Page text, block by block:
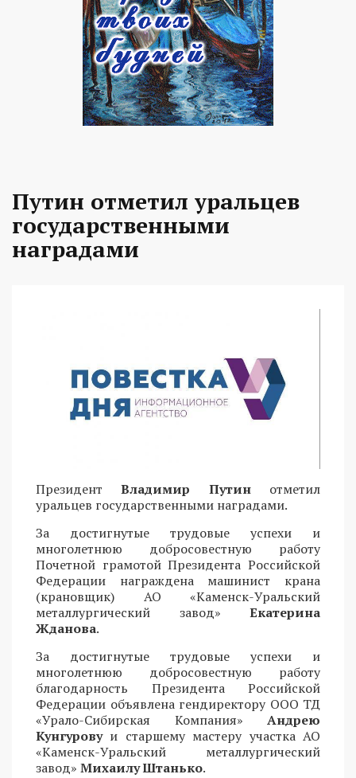
Путин отметил уральцев
государственными
наградами
ПрезидентВладимир Путин отметил
уральцев государственными наградами.
За достигнутые трудовые успехи и
многолетнюю добросовестную работу
Почетной грамотой Президента Российской
Федерации награждена машинист крана
(крановщик) АО «Каменск-Уральский
металлургический завод» Екатерина
Жданова.
За достигнутые трудовые успехи и
многолетнюю добросовестную работу
благодарность Президента Российской
Федерации объявлена гендиректору ООО ТД
«Урало-Сибирская Компания» Андрею
Кунгуровуи старшему мастеру участка АО
«Каменск-Уральский металлургический
завод» Михаилу Штанько.